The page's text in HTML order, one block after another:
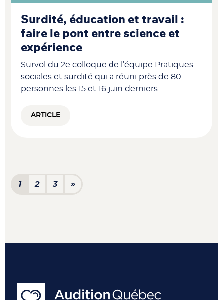
Surdité, éducation et travail :
faire le pont entre science et
expérience
Survol du 2e colloque de l’équipe Pratiques
sociales et surdité qui a réuni près de 80
personnes les 15 et 16 juin derniers.
ARTICLE
Navigation dans les
1 2 3 »